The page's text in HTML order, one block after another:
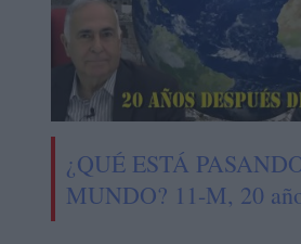
¿QUÉ ESTÁ
MUNDO? 11-M, 20